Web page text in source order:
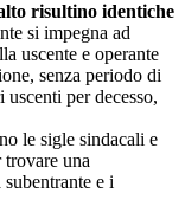
risultino identiche
si impegna ad
uscente e operante
senza periodo di
per decesso,
le sigle sindacali e
una
subentrante e i